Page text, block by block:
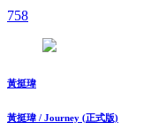
758
黃挺瑋
黃挺瑋 / Journey (正式版)